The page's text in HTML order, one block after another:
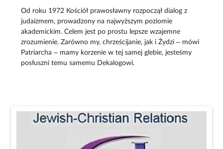
Od roku 1972 Kościół prawosławny rozpoczął dialog z
judaizmem, prowadzony na najwyższym poziomie
akademickim. Celem jest po prostu lepsze wzajemne
zrozumienie. Zarówno my, chrześcijanie, jak i Żydzi – mówi
Patriarcha – mamy korzenie w tej samej glebie, jesteśmy
posłuszni temu samemu Dekalogowi.